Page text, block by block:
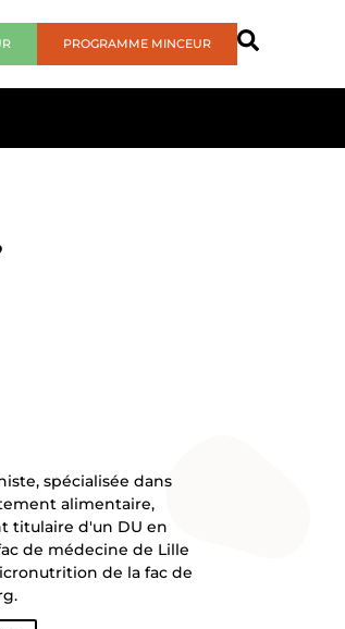
PROGRAMME MINCEUR
spécialisée dans
alimentaire,
titulaire d'un DU en
de médecine de Lille
de la fac de